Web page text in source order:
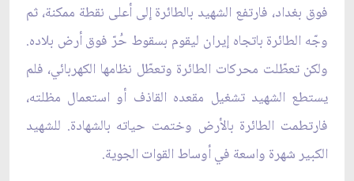
فوق بغداد، فارتفع الشهيد بالطائرة إلى أعلى نقطة ممكنة، ثم
وجّه الطائرة باتجاه إيران ليقوم بسقوط حُرّ فوق أرض بلاده.
ولكن تعطّلت محركات الطائرة وتعطّل نظامها الكهربائي، فلم
يستطع الشهيد تشغيل مقعده القاذف أو استعمال مظلته،
فارتطمت الطائرة بالأرض وختمت حياته بالشهادة. للشهيد
الكبير شهرة واسعة في أوساط القوات الجوية.